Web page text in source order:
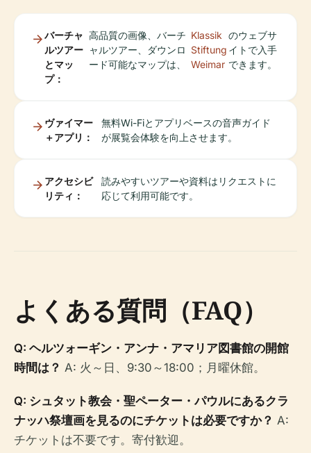
バーチャ
ルツアー
とマッ
プ：
高品質の画像、バーチ
ャルツアー、ダウンロ
ード可能なマップは、
Klassik
Stiftung
Weimar
のウェブサ
イトで入手
できます。
ヴァイマー
＋アプリ：
無料Wi-Fiとアプリベースの音声ガイド
が展覧会体験を向上させます。
アクセシビ
リティ：
読みやすいツアーや資料はリクエストに
応じて利用可能です。
よくある質問（FAQ）
Q: ヘルツォーギン・アンナ・アマリア図書館の開館
時間は？ A: 火～日、9:30～18:00；月曜休館。
Q: シュタット教会・聖ペーター・パウルにあるクラ
ナッハ祭壇画を見るのにチケットは必要ですか？ A:
チケットは不要です。寄付歓迎。